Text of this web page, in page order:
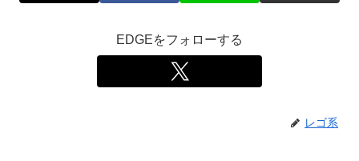
EDGEをフォローする
レゴ系